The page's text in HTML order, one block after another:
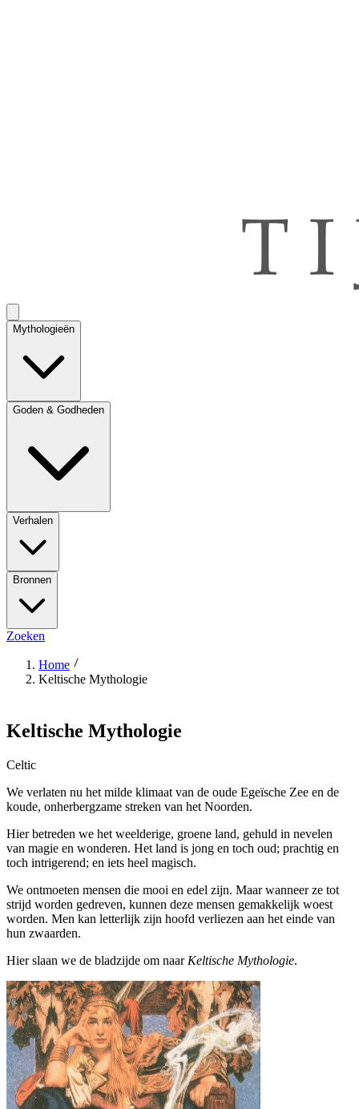
Mythologieën
Goden & Godheden
Verhalen
Bronnen
Zoeken
Home
Keltische Mythologie
Keltische Mythologie
Celtic
We verlaten nu het milde klimaat van de oude Egeïsche Zee en de
koude, onherbergzame streken van het Noorden.
Hier betreden we het weelderige, groene land, gehuld in nevelen
van magie en wonderen. Het land is jong en toch oud; prachtig en
toch intrigerend; en iets heel magisch.
We ontmoeten mensen die mooi en edel zijn. Maar wanneer ze tot
strijd worden gedreven, kunnen deze mensen gemakkelijk woest
worden. Men kan letterlijk zijn hoofd verliezen aan het einde van
hun zwaarden.
Hier slaan we de bladzijde om naar Keltische Mythologie.